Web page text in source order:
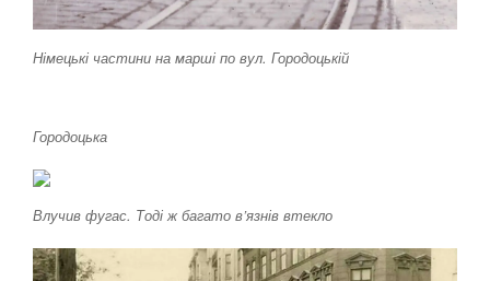
Німецькі частини на марші по вул. Городоцькій
Городоцька
Влучив фугас. Тоді ж багато в’язнів втекло